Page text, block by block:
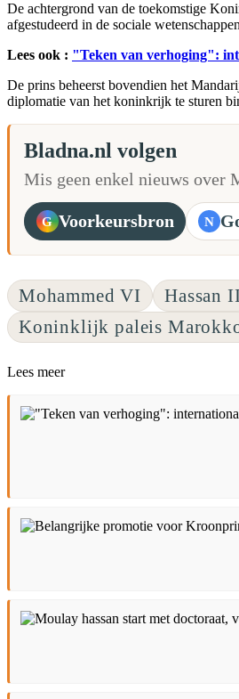
De achtergrond van de toekomstige
afgestudeerd in de sociale
Lees ook : "Teken van verhoging":
De prins beheerst bovendien het
diplomatie van het koninkrijk te sturen
Bladna.nl volgen
Mis geen enkel nieuws over
G Voorkeursbron N
Mohammed VI Hassan
Koninklijk paleis
Lees meer